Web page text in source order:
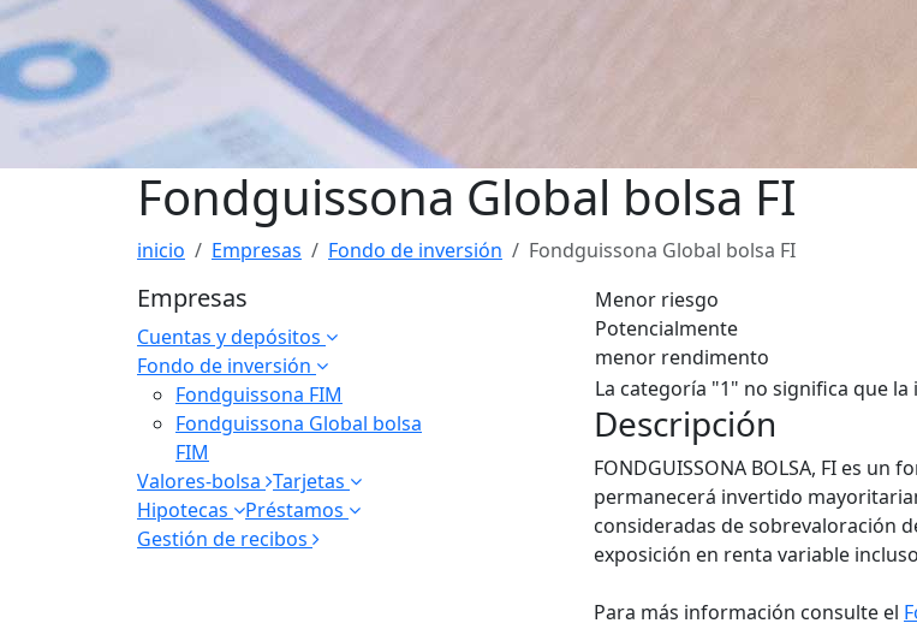
Fondguissona Global bolsa FI
inicio Empresas Fondo de inversión Fondguissona Global bolsa FI
Empresas
Cuentas y depósitos
Fondo de inversión
Fondguissona FIM
Fondguissona Global bolsa
FIM
Valores-bolsa Tarjetas
Hipotecas
Préstamos
Gestión de recibos
Menor riesgo
Potencialmente
menor rendimento
La categoría "1" no significa que
Descripción
FONDGUISSONA BOLSA, FI es
permanecerá invertido
consideradas de sobrevaloración
exposición en renta variable
Para más información consulte el